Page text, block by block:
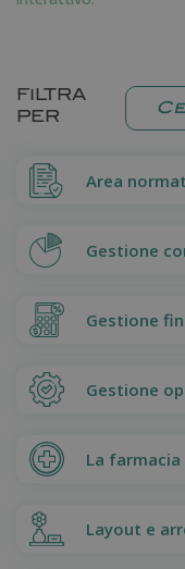
FILTRA
PER
Area
Gestione
Gestione
Gestione
La
Layout e